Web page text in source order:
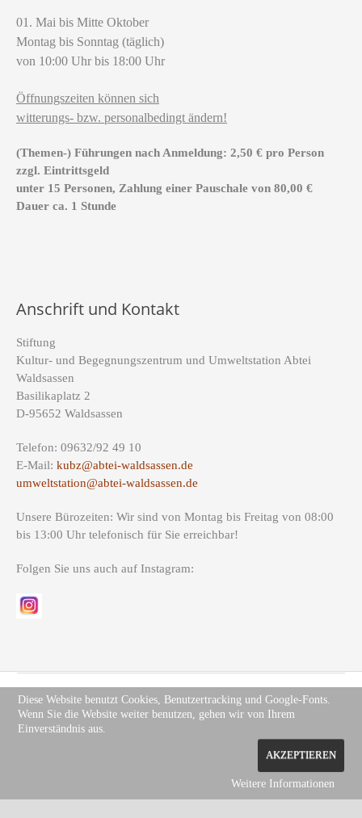
01. Mai bis Mitte Oktober
Montag bis Sonntag (täglich)
von 10:00 Uhr bis 18:00 Uhr
Öffnungszeiten können sich
witterungs- bzw. personalbedingt ändern!
(Themen-) Führungen nach Anmeldung: 2,50 € pro Person
zzgl. Eintrittsgeld
unter 15 Personen, Zahlung einer Pauschale von 80,00 €
Dauer ca. 1 Stunde
Anschrift und Kontakt
Stiftung
Kultur- und Begegnungszentrum und Umweltstation Abtei
Waldsassen
Basilikaplatz 2
D-95652 Waldsassen
Telefon: 09632/92 49 10
E-Mail: kubz@abtei-waldsassen.de
umweltstation@abtei-waldsassen.de
Unsere Bürozeiten: Wir sind von Montag bis Freitag von 08:00
bis 13:00 Uhr telefonisch für Sie erreichbar!
Folgen Sie uns auch auf Instagram:
Copyright (c) Site Name 2012. All rights reserved.Impressum
Diese Website benutzt Cookies, Benutzertracking und Google-Fonts.
Wenn Sie die Website weiter benutzen, gehen wir von Ihrem
Einverständnis aus.
AKZEPTIEREN
Weitere Informationen